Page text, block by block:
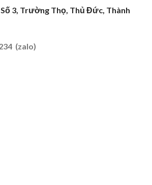
Nghề
Tại
Lúa
3, Trường Thọ, Thủ Đức, Thành
(zalo)